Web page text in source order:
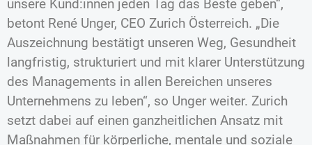
unsere Kund:innen jeden Tag das Beste geben“,
betont René Unger, CEO Zurich Österreich. „Die
Auszeichnung bestätigt unseren Weg, Gesundheit
langfristig, strukturiert und mit klarer Unterstützung
des Managements in allen Bereichen unseres
Unternehmens zu leben“, so Unger weiter. Zurich
setzt dabei auf einen ganzheitlichen Ansatz mit
Maßnahmen für körperliche, mentale und soziale